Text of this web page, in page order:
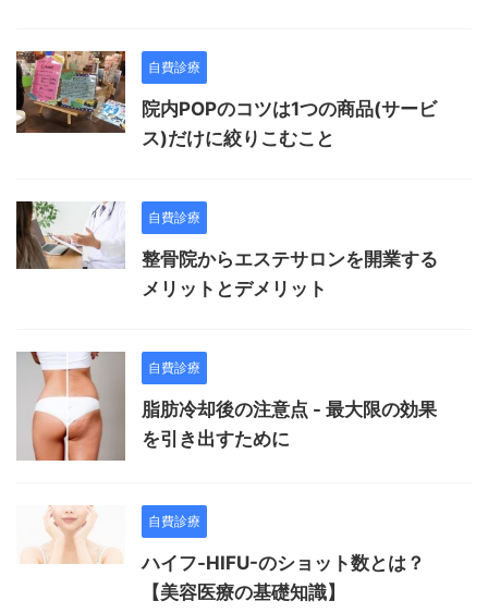
自費診療
院内POPのコツは1つの商品(サービ
ス)だけに絞りこむこと
自費診療
整骨院からエステサロンを開業する
メリットとデメリット
自費診療
脂肪冷却後の注意点 - 最大限の効果
を引き出すために
自費診療
ハイフ-HIFU-のショット数とは？
【美容医療の基礎知識】